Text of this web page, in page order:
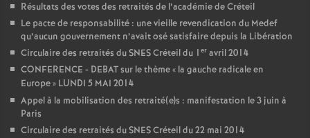
Résultats des votes des retraités de l’académie de Créteil
Le pacte de responsabilité : une vieille revendication du Medef
qu’aucun gouvernement n’avait osé satisfaire depuis la Libération
Circulaire des retraités duSNESCréteil du 1 er avril 2014
CONFERENCE - DEBATsur le thème « la gauche radicale en
Europe» LUNDI 5 MAI 2014
Appel à la mobilisation des retraité(e)s : manifestation le 3 juin à
Paris
Circulaire des retraités duSNESCréteil du 22 mai 2014